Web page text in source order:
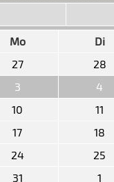
Mo Di
27
28
3
4
10
11
17
18
24
25
31
1